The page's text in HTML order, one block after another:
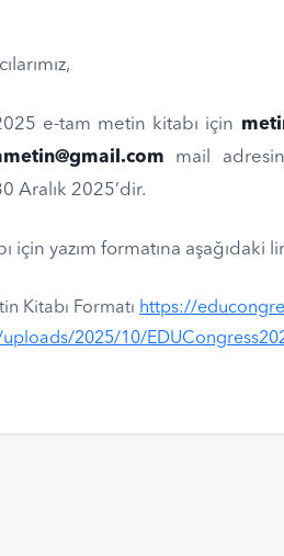
e-tam metin kitabı için
mail
Aralık 2025’dir.
için yazım formatına aşağıdaki
Kitabı Formatı https://
2025/10/